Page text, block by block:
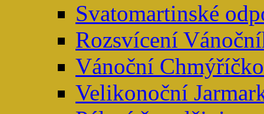
Svatomartinské
Rozsvícení
Vánoční
Velikonoční